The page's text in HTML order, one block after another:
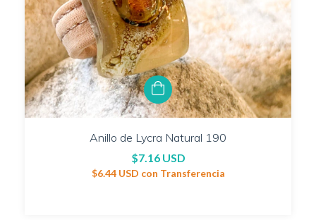
Anillo de Lycra Natural 190
$7.16 USD
$6.44 USD con Transferencia